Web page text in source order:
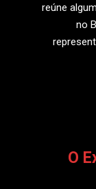
reúne
no
O